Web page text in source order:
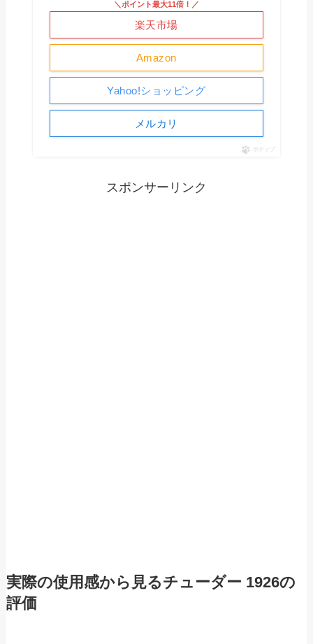
Amazon
＼ポイント最大11倍！／
楽天市場
Yahoo!ショッピング
メルカリ
ポチップ
スポンサーリンク
実際の使用感から見るチューダー 1926の
評価